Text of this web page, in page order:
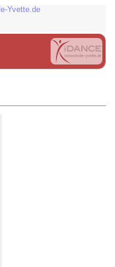
Yvette.de